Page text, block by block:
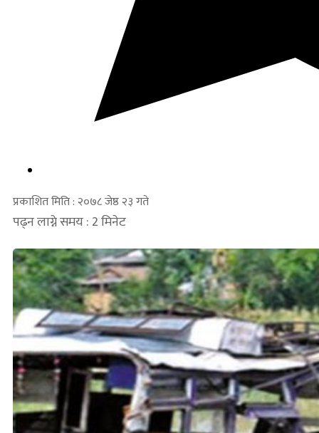
प्रकाशित मिति : २०७८ जेष्ठ २३ गते
पढ्न लाग्ने समय : 2 मिनेट